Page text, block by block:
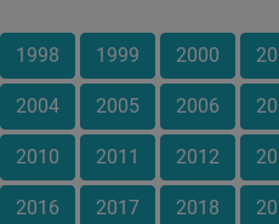
1998 1999 2000
2004 2005 2006
2010 2011 2012
2016 2017 2018